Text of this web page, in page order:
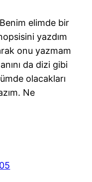
elimde bir
yazdım
onu yazmam
da dizi gibi
olacakları
Ne